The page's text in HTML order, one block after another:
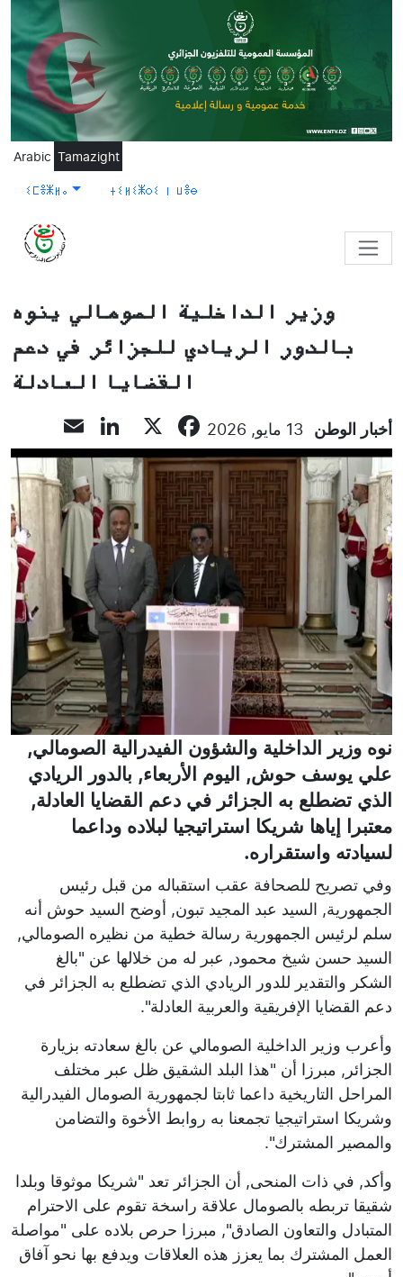
Skip to main content
Arabic Tamazight
ⵉⵎⴻⵥⵍⴰ ⵜⵉⵍⵉⵥⵔⵉ ⵏ ⵡⴻⴱ
وزير الداخلية الصومالي ينوه
بالدور الريادي للجزائر في دعم
القضايا العادلة
أخبار الوطن 13 مايو, 2026 Facebook
نوه وزير الداخلية والشؤون الفيدرالية الصومالي,
علي يوسف حوش, اليوم الأربعاء, بالدور الريادي
الذي تضطلع به الجزائر في دعم القضايا العادلة,
معتبرا إياها شريكا استراتيجيا لبلاده وداعما
لسيادته واستقراره.
وفي تصريح للصحافة عقب استقباله من قبل رئيس
الجمهورية, السيد عبد المجيد تبون, أوضح السيد حوش أنه
سلم لرئيس الجمهورية رسالة خطية من نظيره الصومالي,
السيد حسن شيخ محمود, عبر له من خلالها عن "بالغ
الشكر والتقدير للدور الريادي الذي تضطلع به الجزائر في
دعم القضايا الإفريقية والعربية العادلة".
وأعرب وزير الداخلية الصومالي عن بالغ سعادته بزيارة
الجزائر, مبرزا أن "هذا البلد الشقيق ظل عبر مختلف
المراحل التاريخية داعما ثابتا لجمهورية الصومال الفيدرالية
وشريكا استراتيجيا تجمعنا به روابط الأخوة والتضامن
والمصير المشترك".
وأكد, في ذات المنحى, أن الجزائر تعد "شريكا موثوقا وبلدا
شقيقا تربطه بالصومال علاقة راسخة تقوم على الاحترام
المتبادل والتعاون الصادق", مبرزا حرص بلاده على "مواصلة
العمل المشترك بما يعزز هذه العلاقات ويدفع بها نحو آفاق